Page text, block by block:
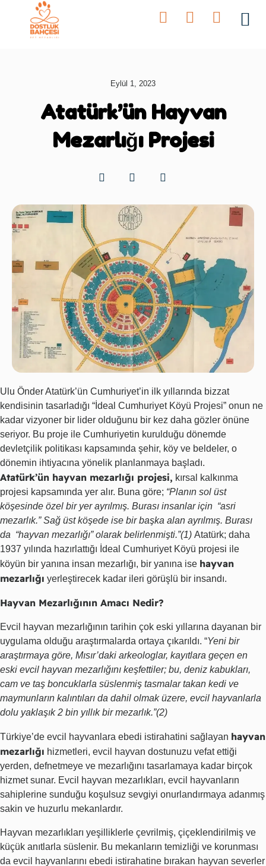
Eylül 1, 2023
Atatürk’ün Hayvan
Mezarlığı Projesi
Ulu Önder Atatürk’ün Cumhuriyet’in ilk yıllarında bizzat
kendisinin tasarladığı “İdeal Cumhuriyet Köyü Projesi” onun ne
kadar vizyoner bir lider olduğunu bir kez daha gözler önüne
seriyor. Bu proje ile Cumhuriyetin kurulduğu dönemde
devletçilik politikası kapsamında şehir, köy ve beldeler, o
dönemin ihtiyacına yönelik planlanmaya başladı.
Atatürk’ün hayvan mezarlığı projesi, kırsal kalkınma
projesi kapsamında yer alır. Buna göre; “Planın sol üst
köşesinde özel bir yer ayrılmış. Burası insanlar için “asri
mezarlık.” Sağ üst köşede ise bir başka alan ayrılmış. Burası
da “hayvan mezarlığı” olarak belirlenmişti.”(1) Atatürk; daha
1937 yılında hazırlattığı İdeal Cumhuriyet Köyü projesi ile
köyün bir yanına insan mezarlığı, bir yanına ise hayvan
mezarlığı yerleştirecek kadar ileri görüşlü bir insandı.
Hayvan Mezarlığının Amacı Nedir?
Evcil hayvan mezarlığının tarihin çok eski yıllarına dayanan bir
uygulama olduğu araştırmalarda ortaya çıkarıldı. “Yeni bir
araştırmaya göre, Mısır’daki arkeologlar, kayıtlara geçen en
eski evcil hayvan mezarlığını keşfettiler; bu, deniz kabukları,
cam ve taş boncuklarla süslenmiş tasmalar takan kedi ve
maymunların kalıntıları da dahil olmak üzere, evcil hayvanlarla
dolu yaklaşık 2 bin yıllık bir mezarlık.”(2)
Türkiye’de evcil hayvanlara ebedi istirahatini sağlayan hayvan
mezarlığı hizmetleri, evcil hayvan dostunuzu vefat ettiği
yerden, defnetmeye ve mezarlığını tasarlamaya kadar birçok
hizmet sunar. Evcil hayvan mezarlıkları, evcil hayvanların
sahiplerine sunduğu koşulsuz sevgiyi onurlandırmaya adanmış
sakin ve huzurlu mekanlardır.
Hayvan mezarlıkları yeşilliklerle çevrilmiş, çiçeklendirilmiş ve
küçük anıtlarla süslenir. Bu mekanların temizliği ve korunması
da evcil hayvanlarını ebedi istirahatine bırakan hayvan severler